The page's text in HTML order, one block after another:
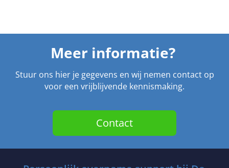
Meer informatie?
Stuur ons hier je gegevens en wij nemen contact op
voor een vrijblijvende kennismaking.
Contact